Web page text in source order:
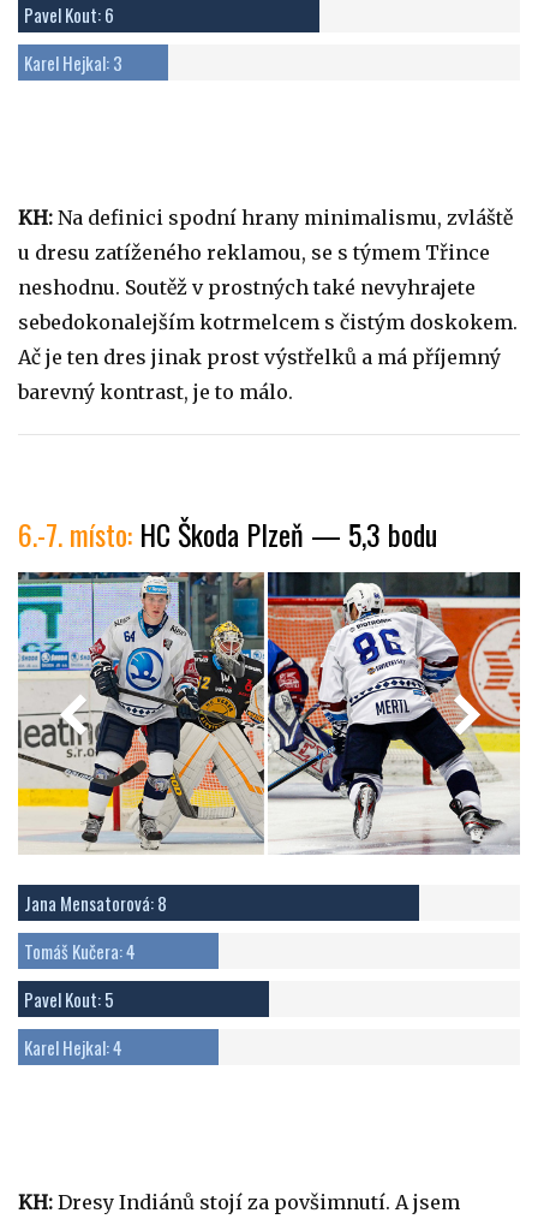
Pavel Kout: 6
Karel Hejkal: 3
KH: Na definici spodní hrany minimalismu, zvláště
u dresu zatíženého reklamou, se s týmem Třince
neshodnu. Soutěž v prostných také nevyhrajete
sebedokonalejším kotrmelcem s čistým doskokem.
Ač je ten dres jinak prost výstřelků a má příjemný
barevný kontrast, je to málo.
6.-7. místo: HC Škoda Plzeň — 5,3 bodu
Jana Mensatorová: 8
Tomáš Kučera: 4
Pavel Kout: 5
Karel Hejkal: 4
KH: Dresy Indiánů stojí za povšimnutí. A jsem